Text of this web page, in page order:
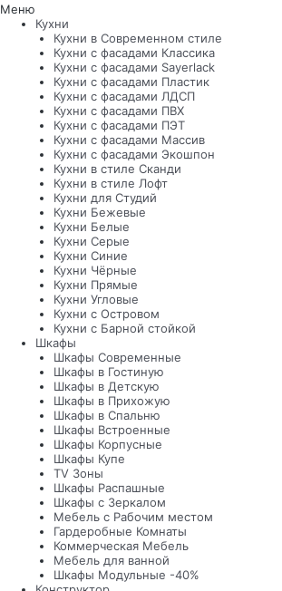
Меню
Кухни
Кухни в Современном стиле
Кухни с фасадами Классика
Кухни с фасадами Sayerlack
Кухни с фасадами Пластик
Кухни с фасадами ЛДСП
Кухни с фасадами ПВХ
Кухни с фасадами ПЭТ
Кухни с фасадами Массив
Кухни с фасадами Экошпон
Кухни в стиле Сканди
Кухни в стиле Лофт
Кухни для Студий
Кухни Бежевые
Кухни Белые
Кухни Серые
Кухни Синие
Кухни Чёрные
Кухни Прямые
Кухни Угловые
Кухни с Островом
Кухни с Барной стойкой
Шкафы
Шкафы Современные
Шкафы в Гостиную
Шкафы в Детскую
Шкафы в Прихожую
Шкафы в Спальню
Шкафы Встроенные
Шкафы Корпусные
Шкафы Купе
TV Зоны
Шкафы Распашные
Шкафы с Зеркалом
Мебель с Рабочим местом
Гардеробные Комнаты
Коммерческая Мебель
Мебель для ванной
Шкафы Модульные -40%